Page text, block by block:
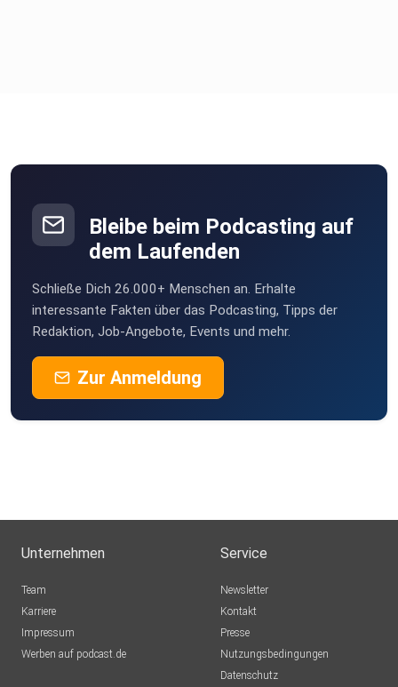
Bleibe beim Podcasting auf
dem Laufenden
Schließe Dich 26.000+ Menschen an. Erhalte
interessante Fakten über das Podcasting, Tipps der
Redaktion, Job-Angebote, Events und mehr.
Zur Anmeldung
Unternehmen
Team
Karriere
Impressum
Werben auf podcast.de
Service
Newsletter
Kontakt
Presse
Nutzungsbedingungen
Datenschutz